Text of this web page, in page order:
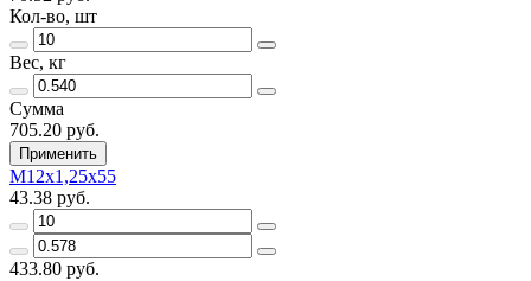
Кол-во, шт
Вес, кг
Сумма
705.20 руб.
Применить
М12х1,25х55
43.38 руб.
433.80 руб.